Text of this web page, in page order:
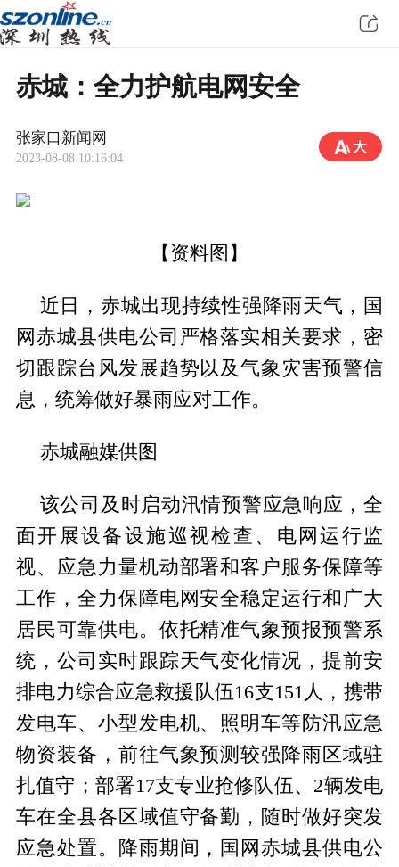
赤城：全力护航电网安全
张家口新闻网
2023-08-08 10:16:04
【资料图】
近日，赤城出现持续性强降雨天气，国
网赤城县供电公司严格落实相关要求，密
切跟踪台风发展趋势以及气象灾害预警信
息，统筹做好暴雨应对工作。
赤城融媒供图
该公司及时启动汛情预警应急响应，全
面开展设备设施巡视检查、电网运行监
视、应急力量机动部署和客户服务保障等
工作，全力保障电网安全稳定运行和广大
居民可靠供电。依托精准气象预报预警系
统，公司实时跟踪天气变化情况，提前安
排电力综合应急救援队伍16支151人，携带
发电车、小型发电机、照明车等防汛应急
物资装备，前往气象预测较强降雨区域驻
扎值守；部署17支专业抢修队伍、2辆发电
车在全县各区域值守备勤，随时做好突发
应急处置。降雨期间，国网赤城县供电公